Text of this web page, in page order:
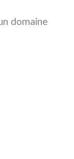
domaine